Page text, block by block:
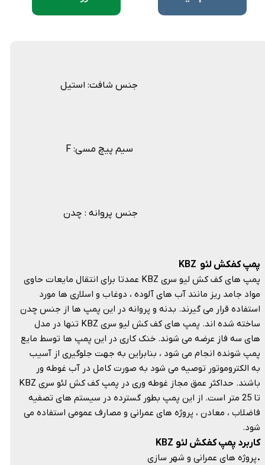
پمپ کفکش لئو KBZ
پمپ های کف کش لیو سری KBZ عمدتا برای انتقال مایعات حاوی
مواد جامد ریز مانند آب های آلوده ، دوغاب و اسلاری ها مورد
استفاده قرار می گیرند. بدنه و پروانه در این پمپ ها از جنس چدن
ساخته شده اند. پمپ های کف کش لیو سری KBZ تنها در مدل
های سه فاز عرضه می شوند. خنک کاری در این پمپ ها توسط مایع
پمپ شونده انجام می شود ، بنابراین به جهت جلوگیری از آسیب
به الکتروموتور توصیه می شود به صورت کامل در آب غوطه ور
باشند. حداکثر عمق مجاز غوطه وری در پمپ کف کش لئو سری KBZ
تا 25 متر است. از این پمپ بطور گسترده در سیستم های تصفیه
فاضلاب ، معادن ، پروژه های عمرانی و مصارف عمومی استفاده می
شود.
جنس شافت: استیل
F :سیم پیچ مسی
کاربرد پمپ کفکش لئو KBZ
.پروژه های عمرانی و شهر سازی
جنس پروانه : چدن